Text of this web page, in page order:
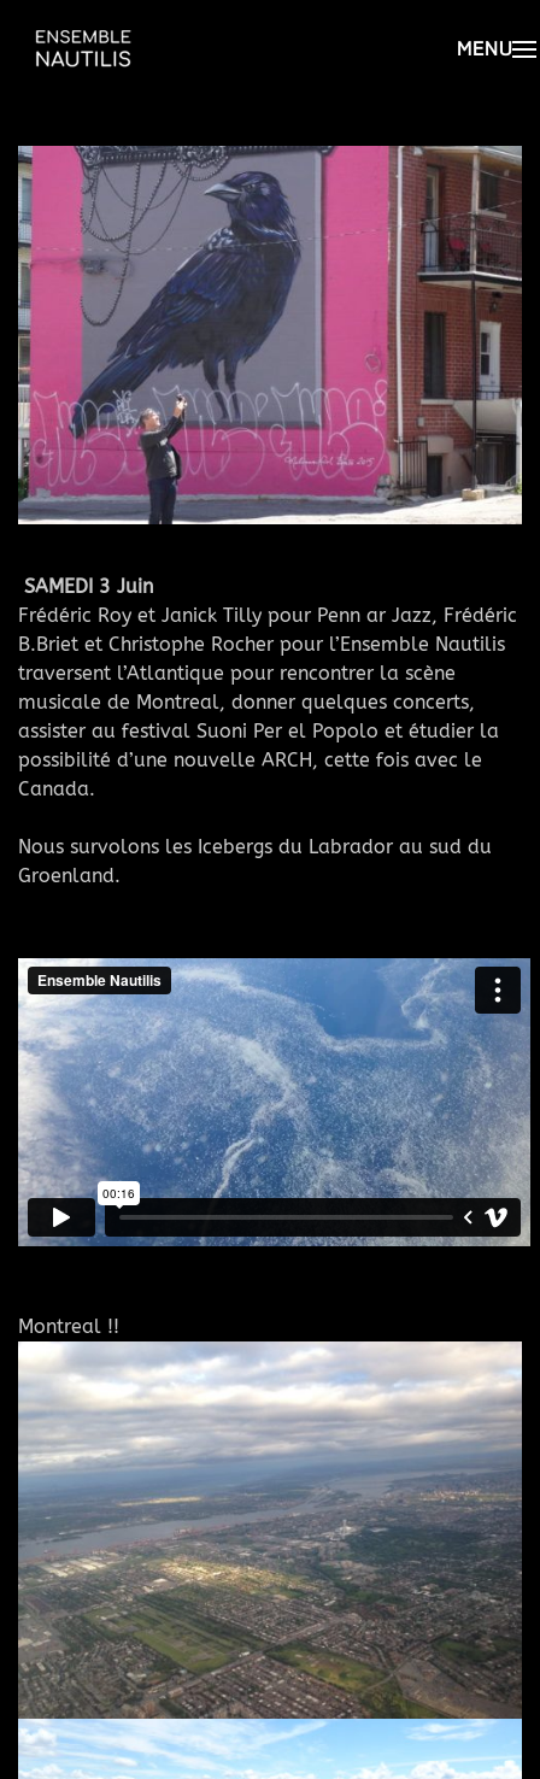
SAMEDI 3 Juin
Frédéric Roy et Janick Tilly pour Penn ar Jazz, Frédéric
B.Briet et Christophe Rocher pour l’Ensemble Nautilis
traversent l’Atlantique pour rencontrer la scène
musicale de Montreal, donner quelques concerts,
assister au festival Suoni Per el Popolo et étudier la
possibilité d’une nouvelle ARCH, cette fois avec le
Canada.
Nous survolons les Icebergs du Labrador au sud du
Groenland.
Montreal !!